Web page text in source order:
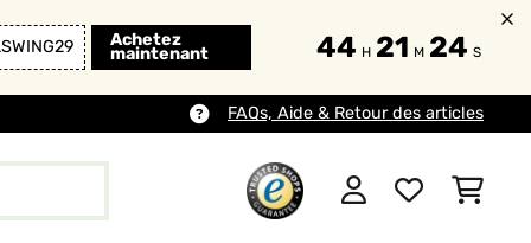
Achetez
maintenant 44 H 21 M 23 S
FAQs, Aide & Retour des articles